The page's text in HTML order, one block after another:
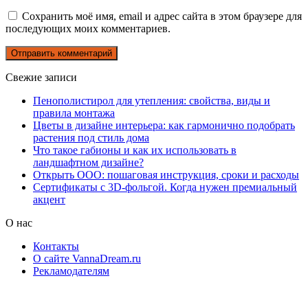
Сохранить моё имя, email и адрес сайта в этом браузере для
последующих моих комментариев.
Свежие записи
Пенополистирол для утепления: свойства, виды и
правила монтажа
Цветы в дизайне интерьера: как гармонично подобрать
растения под стиль дома
Что такое габионы и как их использовать в
ландшафтном дизайне?
Открыть ООО: пошаговая инструкция, сроки и расходы
Сертификаты с 3D-фольгой. Когда нужен премиальный
акцент
О нас
Контакты
О сайте VannaDream.ru
Рекламодателям